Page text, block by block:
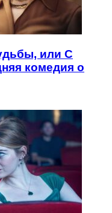
или С
комедия о